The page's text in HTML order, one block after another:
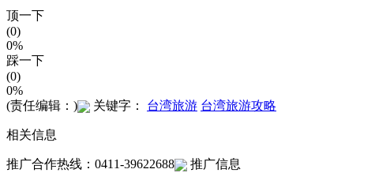
顶一下
(0)
0%
踩一下
(0)
0%
(责任编辑：)
关键字： 台湾旅游 台湾旅游攻略
相关信息
推广合作热线：0411-39622688 推广信息